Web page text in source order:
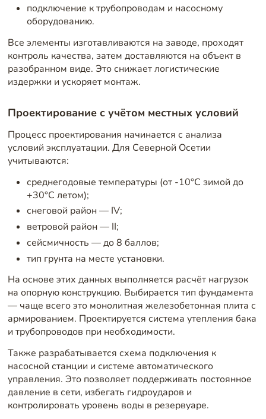
подключение к трубопроводам и насосному
оборудованию.
Все элементы изготавливаются на заводе, проходят
контроль качества, затем доставляются на объект в
разобранном виде. Это снижает логистические
издержки и ускоряет монтаж.
Проектирование с учётом местных условий
Процесс проектирования начинается с анализа
условий эксплуатации. Для Северной Осетии
учитываются:
среднегодовые температуры (от -10°C зимой до
+30°C летом);
снеговой район — IV;
ветровой район — II;
сейсмичность — до 8 баллов;
тип грунта на месте установки.
На основе этих данных выполняется расчёт нагрузок
на опорную конструкцию. Выбирается тип фундамента
— чаще всего это монолитная железобетонная плита с
армированием. Проектируется система утепления бака
и трубопроводов при необходимости.
Также разрабатывается схема подключения к
насосной станции и системе автоматического
управления. Это позволяет поддерживать постоянное
давление в сети, избегать гидроударов и
контролировать уровень воды в резервуаре.